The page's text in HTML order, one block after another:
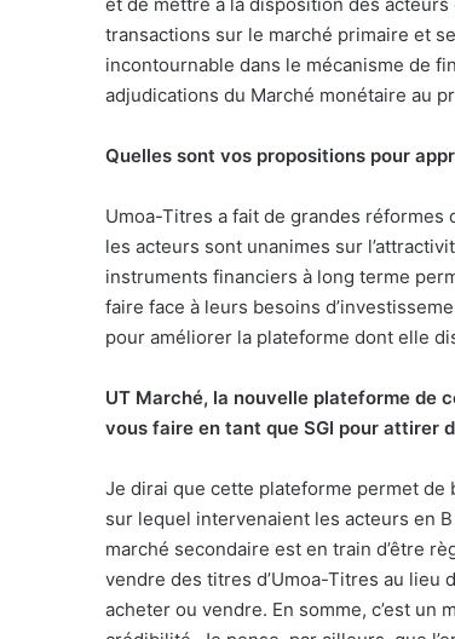
transactions sur le marché primaire et
incontournable dans le mécanisme de
adjudications du Marché monétaire au
Quelles sont vos propositions pour
Umoa-Titres a fait de grandes réformes
les acteurs sont unanimes sur
instruments financiers à long terme
faire face à leurs besoins
pour améliorer la plateforme dont elle
UT Marché, la nouvelle plateforme de
vous faire en tant que SGI pour attirer
Je dirai que cette plateforme permet de
sur lequel intervenaient les acteurs en
marché secondaire est en train d’être
vendre des titres d’Umoa-Titres au lieu
acheter ou vendre. En somme, c’est